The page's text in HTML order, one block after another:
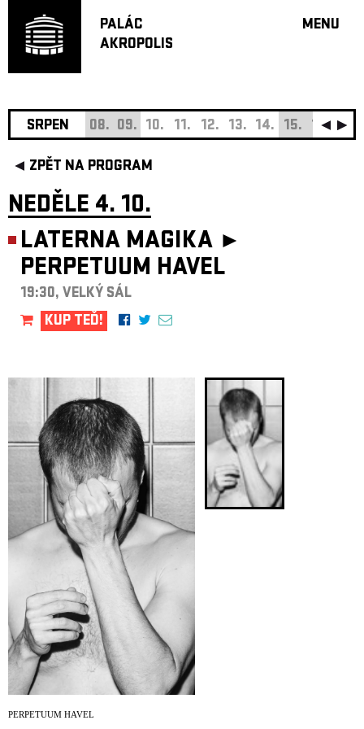
PALÁC
AKROPOLIS
MENU
JAZZ
SRPEN 08. 09. 10. 11. 12. 13. 14. 15. 16. 17.
ZPĚT NA PROGRAM
NEDĚLE 4. 10.
LATERNA MAGIKA ►
PERPETUUM HAVEL
19:30, VELKÝ SÁL
KUP TEĎ!
PERPETUUM HAVEL